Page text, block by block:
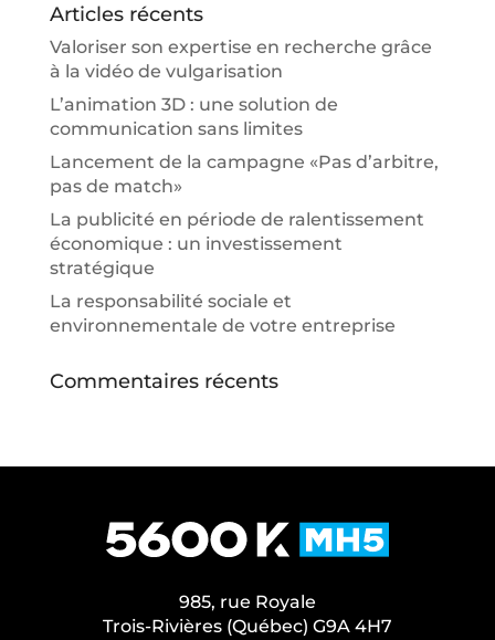
Articles récents
Valoriser son expertise en recherche grâce
à la vidéo de vulgarisation
L’animation 3D : une solution de
communication sans limites
Lancement de la campagne «Pas d’arbitre,
pas de match»
La publicité en période de ralentissement
économique : un investissement
stratégique
La responsabilité sociale et
environnementale de votre entreprise
Commentaires récents
985, rue Royale
Trois-Rivières (Québec) G9A 4H7